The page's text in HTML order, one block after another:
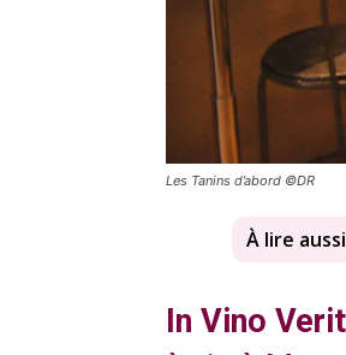
Les Tanins d’abord ©DR
À lire
In Vino